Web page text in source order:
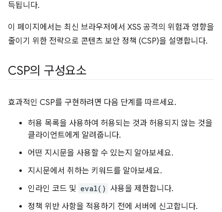
득됩니다.
이 페이지에서는 최신 브라우저에서 XSS 공격의 위험과 영향을
줄이기 위한 전략으로 콘텐츠 보안 정책 (CSP)을 설명합니다.
CSP의 구성요소
효과적인 CSP를 구현하려면 다음 단계를 따르세요.
허용 목록을 사용하여 허용되는 것과 허용되지 않는 것을
클라이언트에게 알려줍니다.
어떤 지시문을 사용할 수 있는지 알아보세요.
지시문에서 취하는 키워드를 알아보세요.
인라인 코드 및 eval() 사용을 제한합니다.
정책 위반 사항을 적용하기 전에 서버에 신고합니다.